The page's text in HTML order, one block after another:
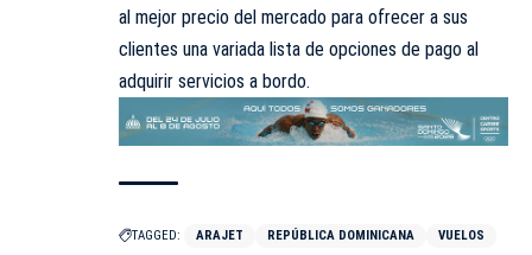
al mejor precio del mercado para ofrecer a sus
clientes una variada lista de opciones de pago al
adquirir servicios a bordo.
TAGGED: ARAJET REPÚBLICA DOMINICANA VUELOS